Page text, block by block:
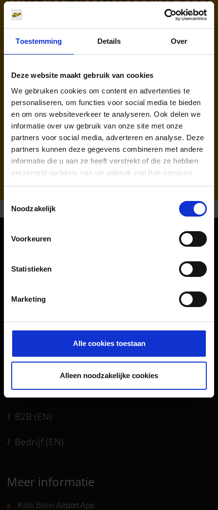
Toestemming Details Over
Deze website maakt gebruik van cookies
We gebruiken cookies om content en advertenties te
personaliseren, om functies voor social media te bieden
en om ons websiteverkeer te analyseren. Ook delen we
informatie over uw gebruik van onze site met onze
partners voor social media, adverteren en analyse. Deze
partners kunnen deze gegevens combineren met andere
informatie die u aan ze heeft verstrekt of die ze hebben
verzameld op basis van uw gebruik van hun services.
Toestemmingsselectie
Noodzakelijk
Voorkeuren
Statistieken
Marketing
Alle cookies toestaan
Alleen noodzakelijke cookies
Paphos
Ryanair (FR, RK)
Afhandelaar & Traceren van bagage:
WISAG Losch
Passagiers
Reisvoorbereiding
Winkels, restaurants en diensten
Luchthavennieuws
Service & Contact
B2B (EN)
Bedrijf (EN)
Meer informatie
Köln Bonn Airport App